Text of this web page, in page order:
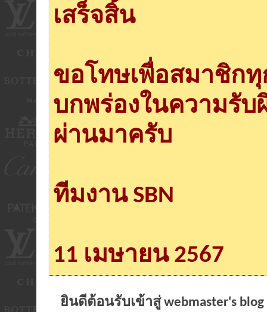
เสร็จสิ้น
ขอโทษเพื่อสมาชิก
บกพร่องในความรั
ผ่านมาครับ
ทีมงาน SBN
11 เมษายน 2567
ยินดีต้อนรับเข้าสู่ webmaster's blog